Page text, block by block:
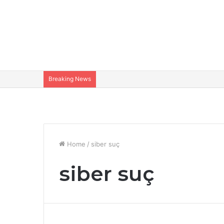
Breaking News
Home / siber suç
siber suç